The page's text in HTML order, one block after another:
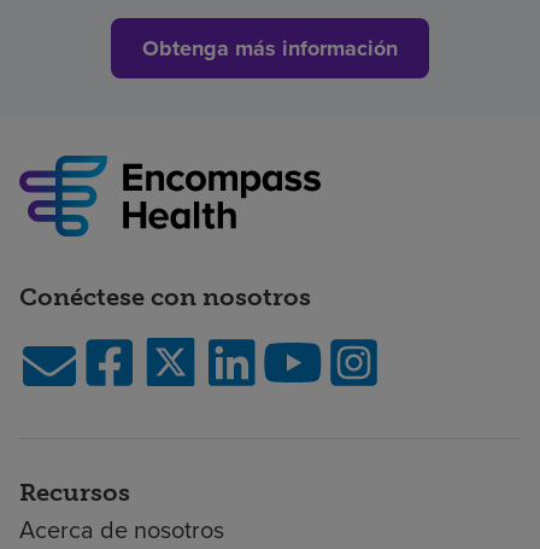
Obtenga más información
Conéctese con nosotros
Recursos
Acerca de nosotros